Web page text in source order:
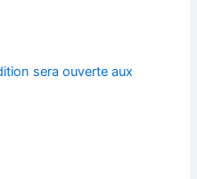
sera ouverte aux